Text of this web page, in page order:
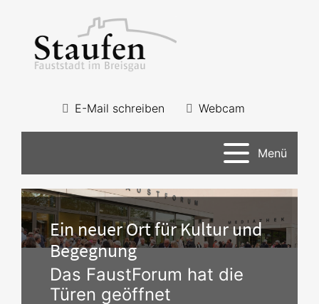
E-Mail schreiben Webcam
Menü
Ein neuer Ort für Kultur und
Begegnung
Das FaustForum hat die
Türen geöffnet